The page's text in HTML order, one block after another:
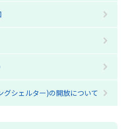
グシェルター)の開放について